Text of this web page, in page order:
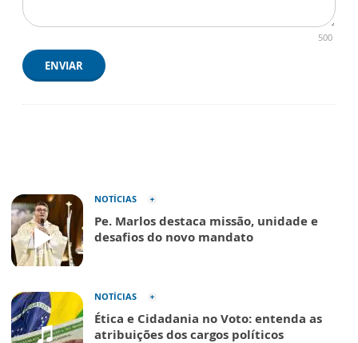
500
ENVIAR
NOTÍCIAS
Pe. Marlos destaca missão, unidade e
desafios do novo mandato
NOTÍCIAS
Ética e Cidadania no Voto: entenda as
atribuições dos cargos políticos